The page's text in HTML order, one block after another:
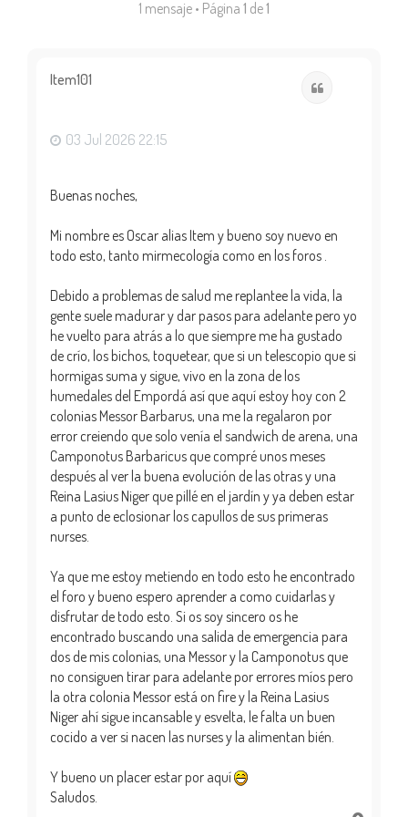
1 mensaje • Página 1 de1
Item101
03 Jul 2026 22:15
Buenas noches,
Mi nombre es Oscar alias Item y bueno soy nuevo en
todo esto, tanto mirmecología como en los foros .
Debido a problemas de salud me replantee la vida, la
gente suele madurar y dar pasos para adelante pero yo
he vuelto para atrás a lo que siempre me ha gustado
de crío, los bichos, toquetear, que si un telescopio que si
hormigas suma y sigue, vivo en la zona de los
humedales del Empordá así que aquí estoy hoy con 2
colonias Messor Barbarus, una me la regalaron por
error creiendo que solo venía el sandwich de arena, una
Camponotus Barbaricus que compré unos meses
después al ver la buena evolución de las otras y una
Reina Lasius Niger que pillé en el jardín y ya deben estar
a punto de eclosionar los capullos de sus primeras
nurses.
Ya que me estoy metiendo en todo esto he encontrado
el foro y bueno espero aprender a como cuidarlas y
disfrutar de todo esto. Si os soy sincero os he
encontrado buscando una salida de emergencia para
dos de mis colonias, una Messor y la Camponotus que
no consiguen tirar para adelante por errores míos pero
la otra colonia Messor está on fire y la Reina Lasius
Niger ahí sigue incansable y esvelta, le falta un buen
cocido a ver si nacen las nurses y la alimentan bién.
Y bueno un placer estar por aquí
Saludos.